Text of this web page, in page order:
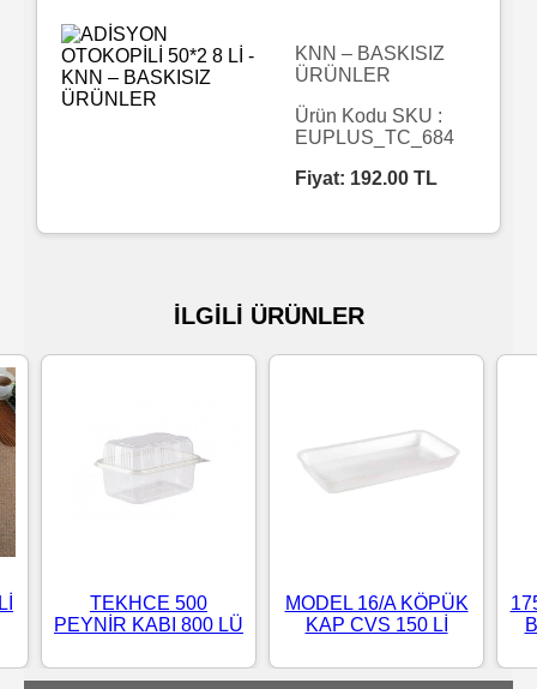
Mendil
Islak
Su
Mendiller
Kolonyalı
Standart
Islak
Mendiller
KNN – BASKISIZ
ÜRÜNLER
Ürün Kodu SKU :
EUPLUS_TC_684
Fiyat: 192.00 TL
İLGİLİ ÜRÜNLER
TEKHCE 500
PEYNİR KABI 800 LÜ
MODEL 16/A KÖPÜK
KAP CVS 150 Lİ